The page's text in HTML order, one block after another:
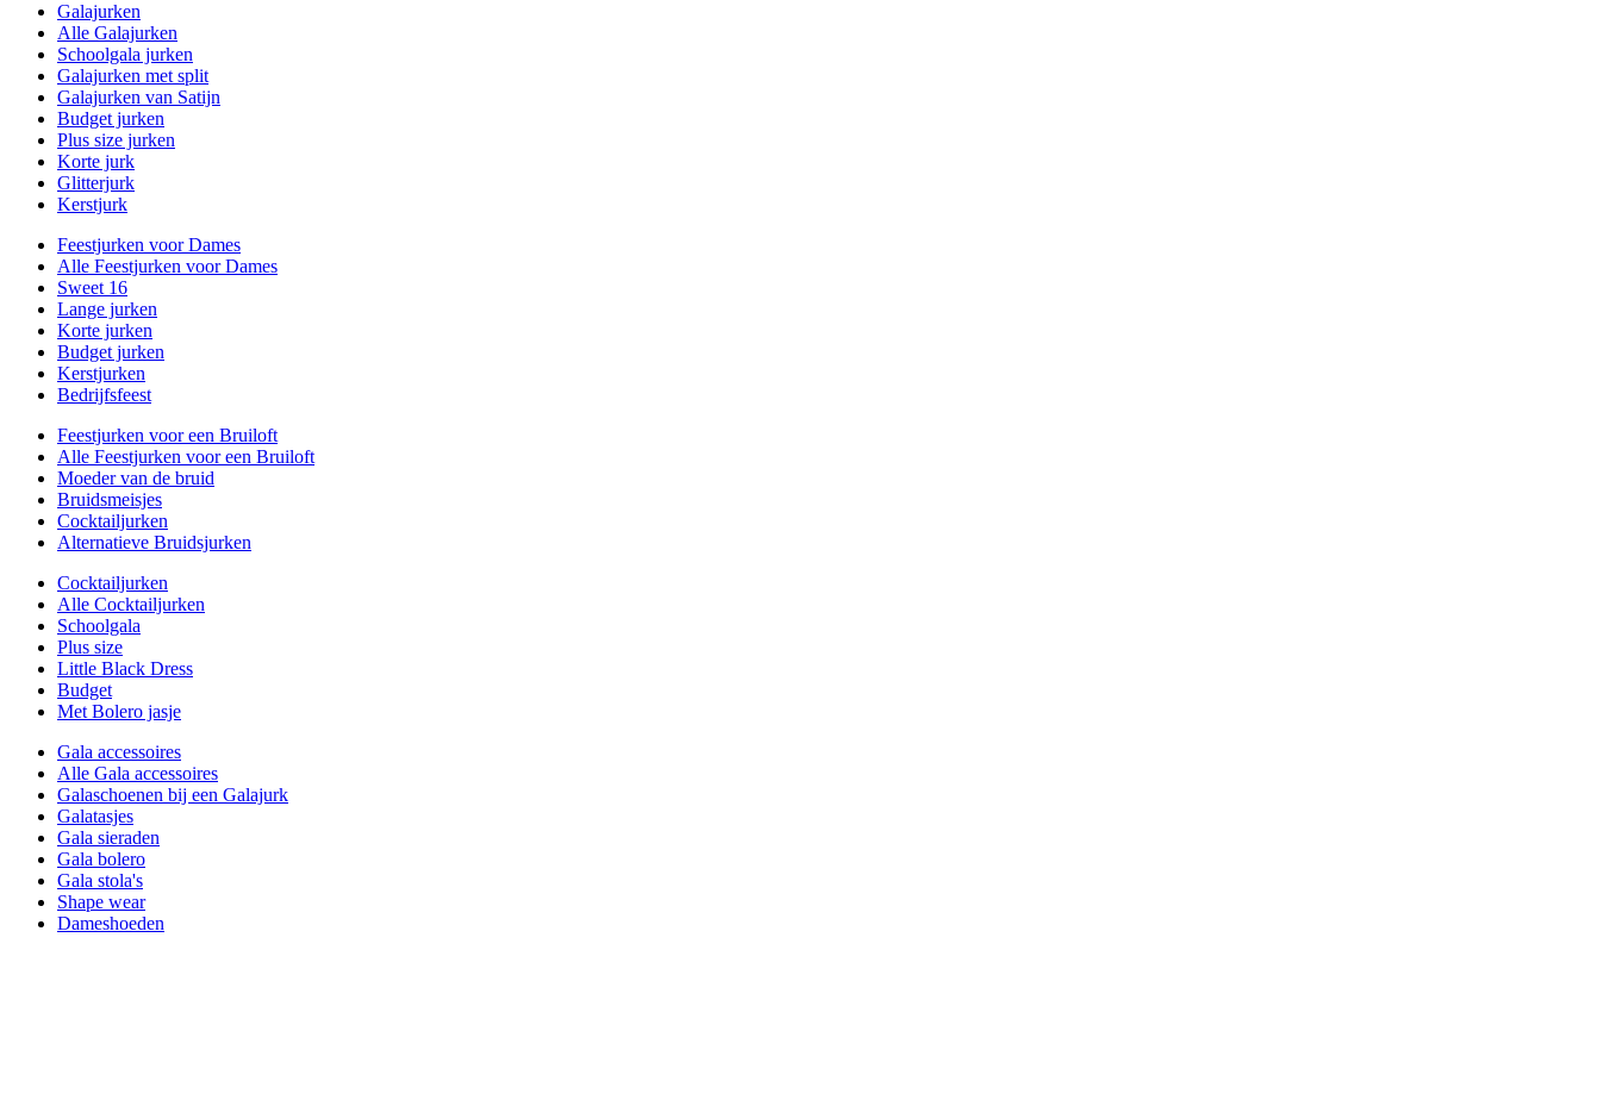
Galajurken
Alle Galajurken
Schoolgala jurken
Galajurken met split
Galajurken van Satijn
Budget jurken
Plus size jurken
Korte jurk
Glitterjurk
Kerstjurk
Feestjurken voor Dames
Alle Feestjurken voor Dames
Sweet 16
Lange jurken
Korte jurken
Budget jurken
Kerstjurken
Bedrijfsfeest
Feestjurken voor een Bruiloft
Alle Feestjurken voor een Bruiloft
Moeder van de bruid
Bruidsmeisjes
Cocktailjurken
Alternatieve Bruidsjurken
Cocktailjurken
Alle Cocktailjurken
Schoolgala
Plus size
Little Black Dress
Budget
Met Bolero jasje
Gala accessoires
Alle Gala accessoires
Galaschoenen bij een Galajurk
Galatasjes
Gala sieraden
Gala bolero
Gala stola's
Shape wear
Dameshoeden